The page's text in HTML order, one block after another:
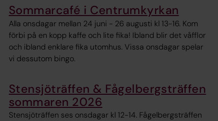
Sommarcafé i Centrumkyrkan
Alla onsdagar mellan 24 juni - 26 augusti kl 13-16. Kom
förbi på en kopp kaffe och lite fika! Ibland blir det våfflor
och ibland enklare fika utomhus. Vissa onsdagar spelar
vi dessutom bingo.
Stensjöträffen & Fågelbergsträffen
sommaren 2026
Stensjöträffen ses onsdagar kl 12-14. Fågelbergsträffen